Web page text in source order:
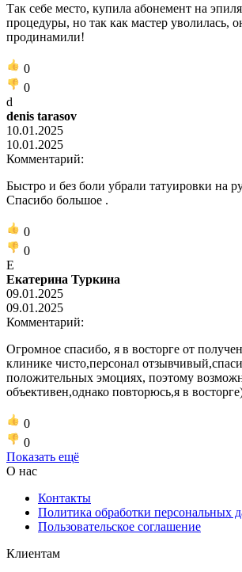
Так себе место, купила абонемент на
процедуры, но так как мастер уволилась,
продинамили!
0
0
d
denis tarasov
10.01.2025
10.01.2025
Комментарий:
Быстро и без боли убрали татуировки на
Спасибо большое .
0
0
Е
Екатерина Туркина
09.01.2025
09.01.2025
Комментарий:
Огромное спасибо, я в восторге от
клинике чисто,персонал
положительных эмоциях, поэтому
объективен,однако повторюсь,я в
0
0
Показать ещё
О нас
Контакты
Политика обработки персональных
Пользовательское соглашение
Клиентам